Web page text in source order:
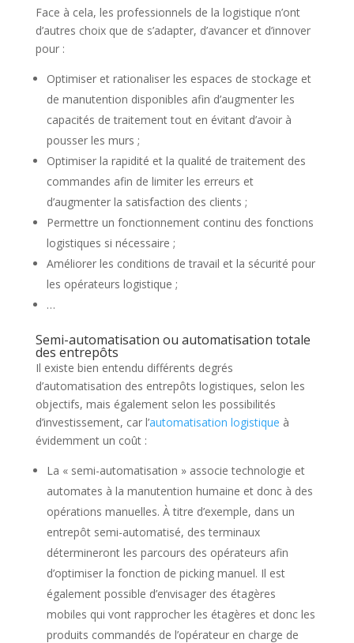
Face à cela, les professionnels de la logistique n’ont
d’autres choix que de s’adapter, d’avancer et d’innover
pour :
Optimiser et rationaliser les espaces de stockage et
de manutention disponibles afin d’augmenter les
capacités de traitement tout en évitant d’avoir à
pousser les murs ;
Optimiser la rapidité et la qualité de traitement des
commandes afin de limiter les erreurs et
d’augmenter la satisfaction des clients ;
Permettre un fonctionnement continu des fonctions
logistiques si nécessaire ;
Améliorer les conditions de travail et la sécurité pour
les opérateurs logistique ;
…
Semi-automatisation ou automatisation totale
des entrepôts
Il existe bien entendu différents degrés
d’automatisation des entrepôts logistiques, selon les
objectifs, mais également selon les possibilités
d’investissement, car l’automatisation logistique à
évidemment un coût :
La « semi-automatisation » associe technologie et
automates à la manutention humaine et donc à des
opérations manuelles. À titre d’exemple, dans un
entrepôt semi-automatisé, des terminaux
détermineront les parcours des opérateurs afin
d’optimiser la fonction de picking manuel. Il est
également possible d’envisager des étagères
mobiles qui vont rapprocher les étagères et donc les
produits commandés de l’opérateur en charge de